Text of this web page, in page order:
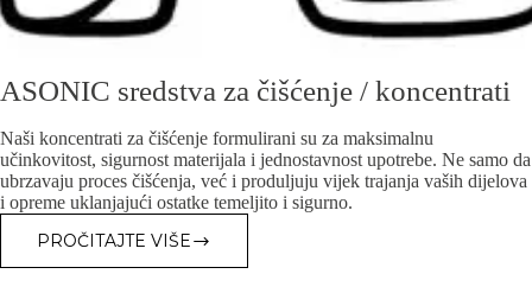
ASONIC sredstva za čišćenje / koncentrati
Naši koncentrati za čišćenje formulirani su za maksimalnu
učinkovitost, sigurnost materijala i jednostavnost upotrebe. Ne samo da
ubrzavaju proces čišćenja, već i produljuju vijek trajanja vaših dijelova
i opreme uklanjajući ostatke temeljito i sigurno.
PROČITAJTE VIŠE
ASONIC
SREDSTVA